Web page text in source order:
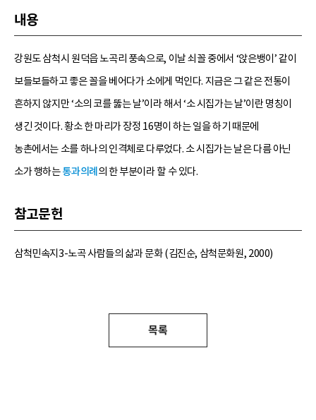
내용
강원도 삼척시 원덕읍 노곡리 풍속으로, 이날 쇠꼴 중에서 ‘앉은뱅이’ 같이
보들보들하고 좋은 꼴을 베어다가 소에게 먹인다. 지금은 그 같은 전통이
흔하지 않지만 ‘소의 코를 뚫는 날’이라 해서 ‘소 시집가는 날’이란 명칭이
생긴 것이다. 황소 한 마리가 장정 16명이 하는 일을 하기 때문에
농촌에서는 소를 하나의 인격체로 다루었다. 소 시집가는 날은 다름 아닌
소가 행하는통과의례 의 한 부분이라 할 수 있다.
참고문헌
삼척민속지3-노곡 사람들의 삶과 문화 (김진순, 삼척문화원, 2000)
목록